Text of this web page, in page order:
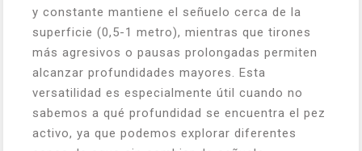
y constante mantiene el señuelo cerca de la
superficie (0,5-1 metro), mientras que tirones
más agresivos o pausas prolongadas permiten
alcanzar profundidades mayores. Esta
versatilidad es especialmente útil cuando no
sabemos a qué profundidad se encuentra el pez
activo, ya que podemos explorar diferentes